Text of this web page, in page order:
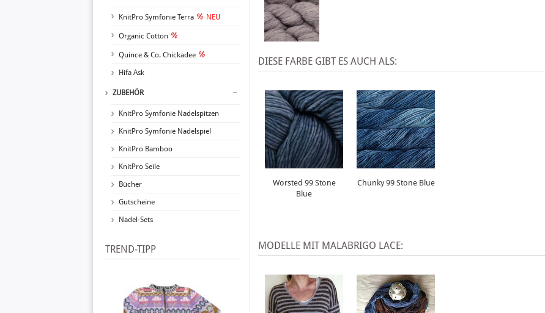
KnitPro Symfonie Terra NEU
Organic Cotton
Quince & Co. Chickadee
Hifa Ask
ZUBEHÖR
KnitPro Symfonie Nadelspitzen
KnitPro Symfonie Nadelspiel
KnitPro Bamboo
KnitPro Seile
Bücher
Gutscheine
Nadel-Sets
TREND-TIPP
DIESE FARBE GIBT ES AUCH ALS:
Worsted 99 Stone
Blue
Chunky 99 Stone Blue
MODELLE MIT MALABRIGO LACE: